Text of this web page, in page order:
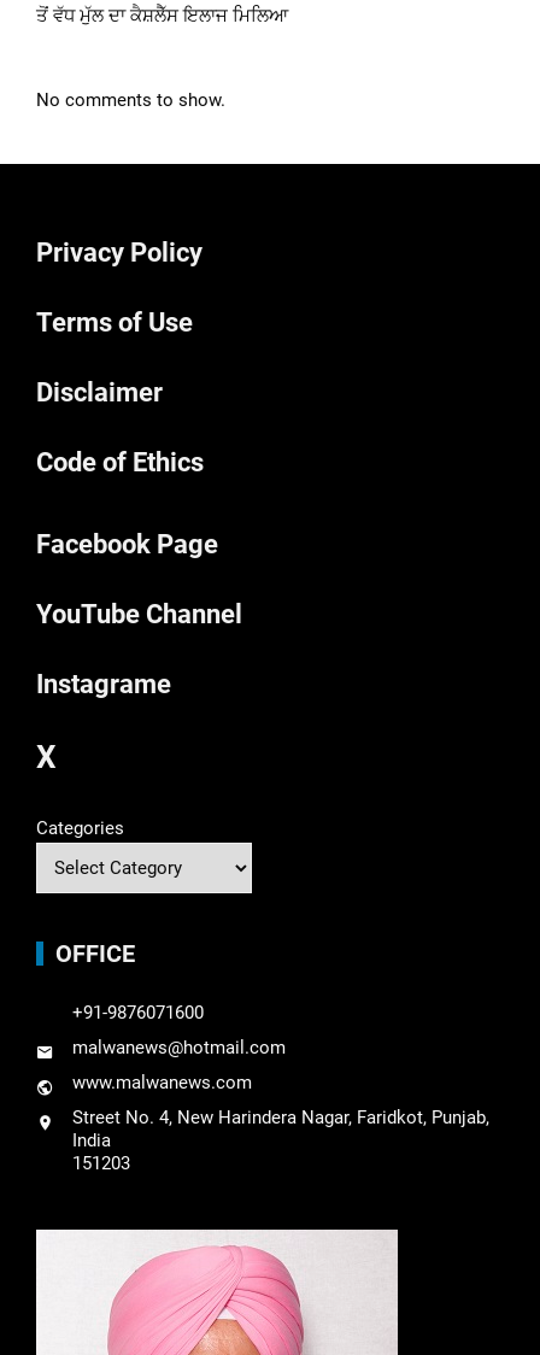
ਤੋਂ ਵੱਧ ਮੁੱਲ ਦਾ ਕੈਸ਼ਲੈੱਸ ਇਲਾਜ ਮਿਲਿਆ
No comments to show.
Privacy Policy
Terms of Use
Disclaimer
Code of Ethics
Facebook Page
YouTube Channel
Instagrame
X
Categories
OFFICE
+91-9876071600
malwanews@hotmail.com
www.malwanews.com
Street No. 4, New Harindera Nagar, Faridkot, Punjab,
India
151203